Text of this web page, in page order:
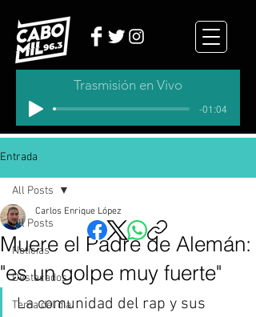
Trasmisión en Vivo
-01:04
Entrada
All Posts
Noticias
Destacados
Tema del dia
All Posts
Muere el Padre de Alemán:
"es un golpe muy fuerte"
Carlos Enrique López
La comunidad del rap y sus